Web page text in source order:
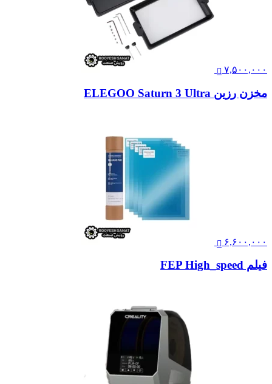
۷,۵۰۰,۰۰۰
مخزن رزین ELEGOO Saturn 3 Ultra
۶,۶۰۰,۰۰۰
فیلم FEP High_speed